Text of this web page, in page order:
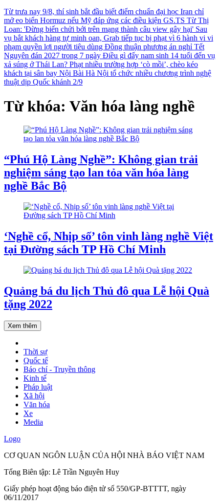
Từ trưa nay 9/8, thí sinh bắt đầu biết điểm chuẩn đại học Iran chỉ
mở eo biển Hormuz nếu Mỹ đáp ứng các điều kiện GS.TS Từ Thị
Loan: 'Đừng biến chửi bới trên mạng thành câu view gây hại' Sau
vụ bắt khách hàng tự minh oan, Grab tiếp tục bị phạt vì 6 hành vi vi
phạm quyền lợi người tiêu dùng Đồng thuận phương án nghỉ Tết
Nguyên đán 2027 trong 7 ngày Điều gì đẩy nam sinh 14 tuổi đến vụ
xả súng ở Thái Lan? Phạt nhiều trường hợp ‘cò mồi’, chèo kéo
khách tại sân bay Nội Bài Hà Nội tổ chức nhiều chương trình nghệ
thuật dịp Quốc khánh 2/9
Từ khóa: Văn hóa làng nghề
“Phú Hộ Làng Nghề”: Không gian trải
nghiệm sáng tạo lan tỏa văn hóa làng
nghề Bắc Bộ
‘Nghề cổ, Nhịp số’ tôn vinh làng nghề Việt
tại Đường sách TP Hồ Chí Minh
Quảng bá du lịch Thủ đô qua Lễ hội Quà
tặng 2022
Xem thêm
Thời sự
Quốc tế
Báo chí - Truyền thông
Kinh tế
Pháp luật
Xã hội
Văn hóa
Xe
Media
Logo
CƠ QUAN NGÔN LUẬN CỦA HỘI NHÀ BÁO VIỆT NAM
Tổng Biên tập: Lê Trần Nguyên Huy
Giấy phép hoạt động báo điện tử số 550/GP-BTTTT, ngày
06/11/2017